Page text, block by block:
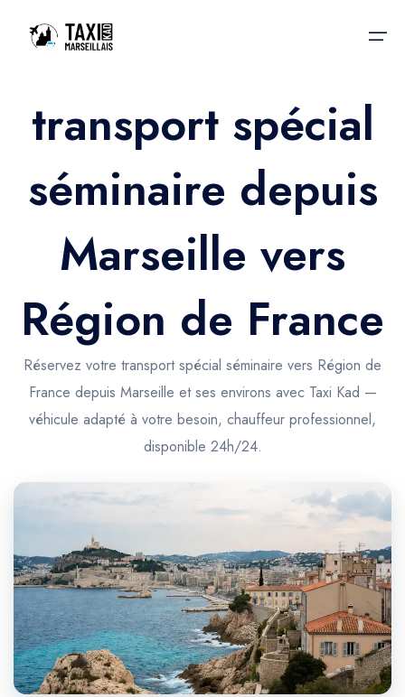
Accueil
Nos services
Nos services
Trajet Gare SNCF
Trajet Port croisière
Trajet Séminaire
Trajet Santé
Trajet Longue Distance
Réservation
Actualités & évènements
Contactez-nous
transport spécial
séminaire depuis
Marseille vers
Région de France
Réservez votre transport spécial séminaire vers Région de
France depuis Marseille et ses environs avec Taxi Kad —
véhicule adapté à votre besoin, chauffeur professionnel,
disponible 24h/24.